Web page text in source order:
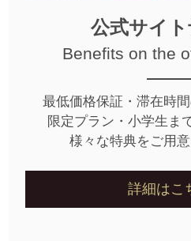
公式サイ
Benefits on the
最低価格保証・滞在時
限定プラン・小学生ま
様々な特典をご用意
詳細はこ